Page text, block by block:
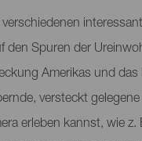
den Spuren der
Amerikas und
versteckt
erleben kannst, wie